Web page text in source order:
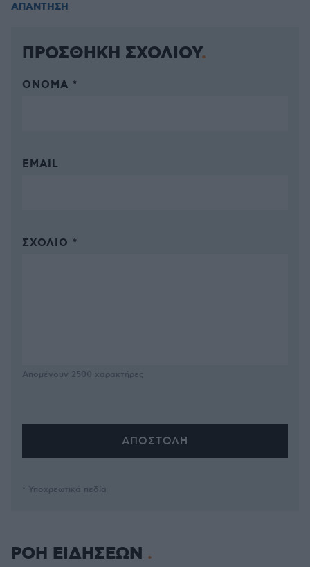
ΑΠΑΝΤΗΣΗ
ΠΡΟΣΘΗΚΗ ΣΧΟΛΙΟΥ
ΌΝΟΜΑ *
EMAIL
ΣΧΌΛΙΟ *
Απομένουν 2500 χαρακτήρες
* Υποχρεωτικά πεδία
ΡΟΗ ΕΙΔΗΣΕΩΝ